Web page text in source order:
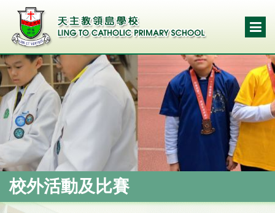
校外活動及比賽